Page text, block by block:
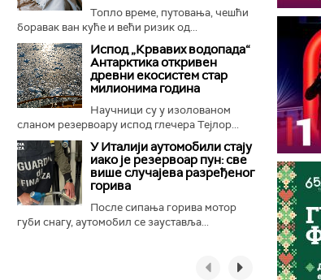
Топло време, путовања, чешћи
боравак ван куће и већи ризик од...
Испод „Крвавих водопада“
Антарктика откривен
древни екосистем стар
милионима година
Научници су у изолованом
сланом резервоару испод глечера Тејлор...
У Италији аутомобили стају
иако је резервоар пун: све
више случајева разређеног
горива
После сипања горива мотор
губи снагу, аутомобил се зауставља...